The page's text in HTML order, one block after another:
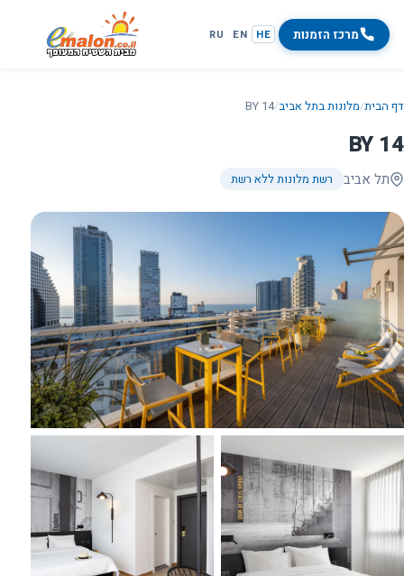
מרכז הזמנות HE
EN
RU
דף הבית/מלונות בתל אביב/
BY 14
BY 14
תל אביב רשת מלונות ללא רשת